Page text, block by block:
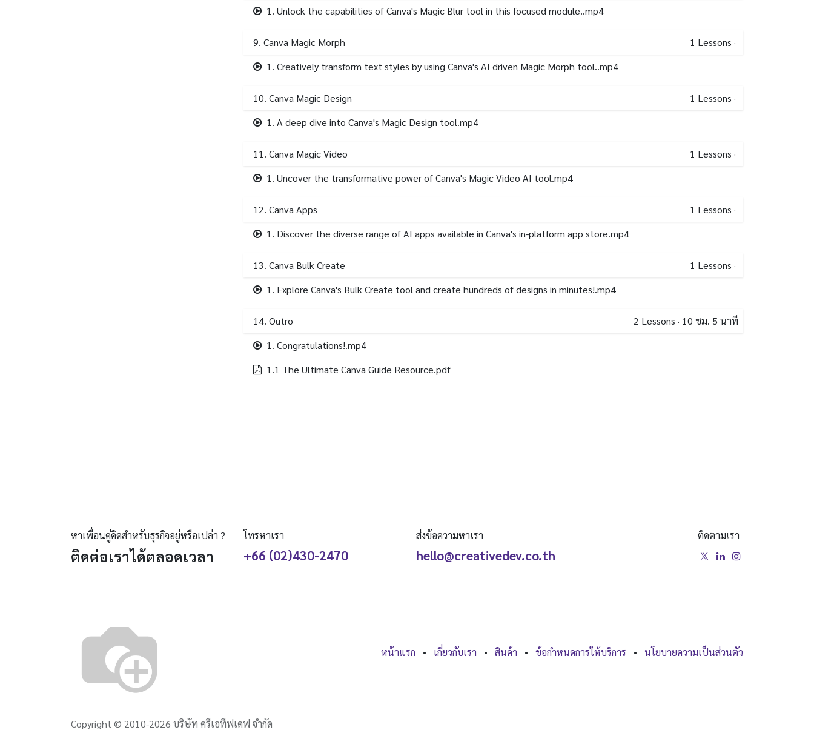
1. Unlock the capabilities of Canva's Magic Blur tool in this focused module..mp4
9. Canva Magic Morph 1 Lessons ·
1. Creatively transform text styles by using Canva's AI driven Magic Morph tool..mp4
10. Canva Magic Design 1 Lessons ·
1. A deep dive into Canva's Magic Design tool.mp4
11. Canva Magic Video 1 Lessons ·
1. Uncover the transformative power of Canva's Magic Video AI tool.mp4
12. Canva Apps 1 Lessons ·
1. Discover the diverse range of AI apps available in Canva's in-platform app store.mp4
13. Canva Bulk Create 1 Lessons ·
1. Explore Canva's Bulk Create tool and create hundreds of designs in minutes!.mp4
14. Outro 2 Lessons · 10 ชม. 5 นาที
1. Congratulations!.mp4
1.1 The Ultimate Canva Guide Resource.pdf
หาเพื่อนคู่คิดสำหรับธุรกิจอยู่หรือเปล่า ?
ติดต่อเราได้ตลอดเวลา
โทรหาเรา
+66 (02)430-2470
ส่งข้อความหาเรา
hello@creativedev.co.th
ติดตามเรา
หน้าแรก • เกี่ยวกับเรา • สินค้า • ข้อกำหนดการให้บริการ • นโยบายความเป็นส่วนตัว
Copyright © 2010-2026 บริษัท ครีเอทีฟเดฟ จำกัด